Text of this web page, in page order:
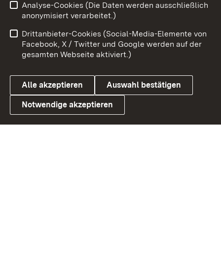
Link zum Landesportal
Impressum
Kontakt
Barrierefreiheit
Datenschutz
Cookies
Analyse-Cookies (Die Daten werden ausschließlich
anonymisiert verarbeitet.)
Drittanbieter-Cookies (Social-Media-Elemente von
Facebook, X / Twitter und Google werden auf der
gesamten Webseite aktiviert.)
Alle akzeptieren Auswahl bestätigen
Notwendige akzeptieren